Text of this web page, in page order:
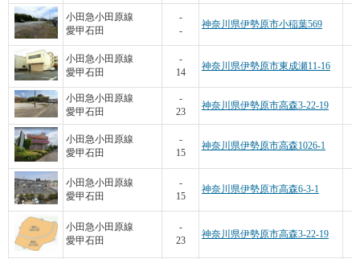
小田急小田原線
愛甲石田
-
-
神奈川県伊勢原市小稲葉569
小田急小田原線
愛甲石田
-
14
神奈川県伊勢原市東成瀬11-16
小田急小田原線
愛甲石田
-
23
神奈川県伊勢原市高森3-22-19
小田急小田原線
愛甲石田
-
15
神奈川県伊勢原市高森1026-1
小田急小田原線
愛甲石田
-
15
神奈川県伊勢原市高森6-3-1
小田急小田原線
愛甲石田
-
23
神奈川県伊勢原市高森3-22-19